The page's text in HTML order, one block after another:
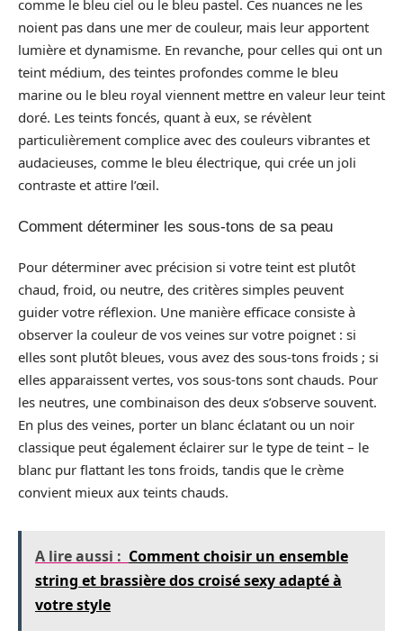
comme le bleu ciel ou le bleu pastel. Ces nuances ne les
noient pas dans une mer de couleur, mais leur apportent
lumière et dynamisme. En revanche, pour celles qui ont un
teint médium, des teintes profondes comme le bleu
marine ou le bleu royal viennent mettre en valeur leur teint
doré. Les teints foncés, quant à eux, se révèlent
particulièrement complice avec des couleurs vibrantes et
audacieuses, comme le bleu électrique, qui crée un joli
contraste et attire l’œil.
Comment déterminer les sous-tons de sa peau
Pour déterminer avec précision si votre teint est plutôt
chaud, froid, ou neutre, des critères simples peuvent
guider votre réflexion. Une manière efficace consiste à
observer la couleur de vos veines sur votre poignet : si
elles sont plutôt bleues, vous avez des sous-tons froids ; si
elles apparaissent vertes, vos sous-tons sont chauds. Pour
les neutres, une combinaison des deux s’observe souvent.
En plus des veines, porter un blanc éclatant ou un noir
classique peut également éclairer sur le type de teint – le
blanc pur flattant les tons froids, tandis que le crème
convient mieux aux teints chauds.
A lire aussi : Comment choisir un ensemble
string et brassière dos croisé sexy adapté à
votre style